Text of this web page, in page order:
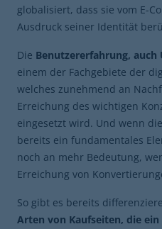
globalisiert, dass sie vom E-
Ausdruck seiner Identität
Die Benutzererfahrung, auch
einem der Fachgebiete der
welches zunehmend an
Erreichung des wichtigen
eingesetzt wird. Und wenn
bereits ein fundamentales
noch an mehr Bedeutung,
Erreichung von
So gibt es bereits
Arten von Kaufseiten, die